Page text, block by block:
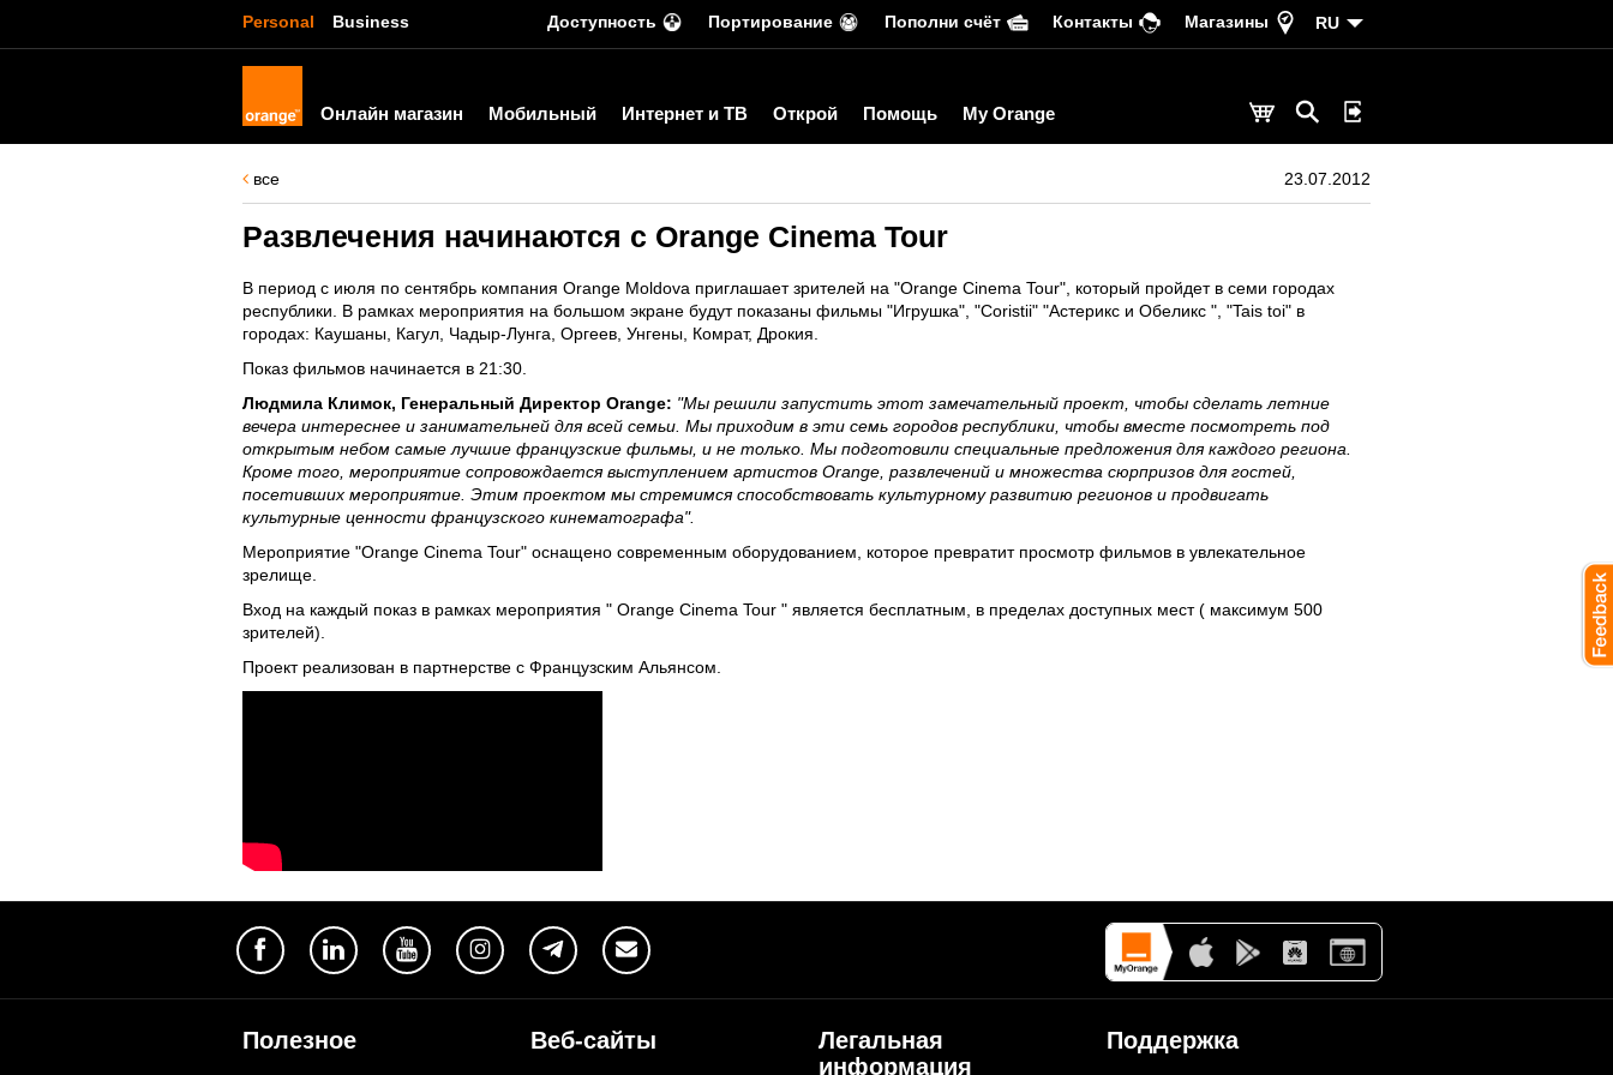
Personal Business Доступность Портирование Пополни счёт Контакты Магазины RU
Онлайн магазин Мобильный Интернет и ТВ Открой Помощь My Orange
все 23.07.2012
Развлечения начинаются с Orange Cinema Tour
В период с июля по сентябрь компания Orange Moldova приглашает зрителей на "Orange Cinema Tour", который пройдет в семи городах
республики. В рамках мероприятия на большом экране будут показаны фильмы "Игрушка", "Coristii" "Астерикс и Обеликс ", "Tais toi" в
городах: Каушаны, Кагул, Чадыр-Лунга, Оргеев, Унгены, Комрат, Дрокия.
Показ фильмов начинается в 21:30.
Людмила Климок, Генеральный Директор Orange: "Мы решили запустить этот замечательный проект, чтобы сделать летние
вечера интереснее и занимательней для всей семьи. Мы приходим в эти семь городов республики, чтобы вместе посмотреть под
открытым небом самые лучшие французские фильмы, и не только. Мы подготовили специальные предложения для каждого региона.
Кроме того, мероприятие сопровождается выступлением артистов Orange, развлечений и множества сюрпризов для гостей,
посетивших мероприятие. Этим проектом мы стремимся способствовать культурному развитию регионов и продвигать
культурные ценности французского кинематографа".
Мероприятие "Orange Cinema Tour" оснащено современным оборудованием, которое превратит просмотр фильмов в увлекательное
зрелище.
Вход на каждый показ в рамках мероприятия " Orange Cinema Tour " является бесплатным, в пределах доступных мест ( максимум 500
зрителей).
Проект реализован в партнерстве с Французским Альянсом.
Полезное Веб-сайты
Легальная
информация
Поддержка